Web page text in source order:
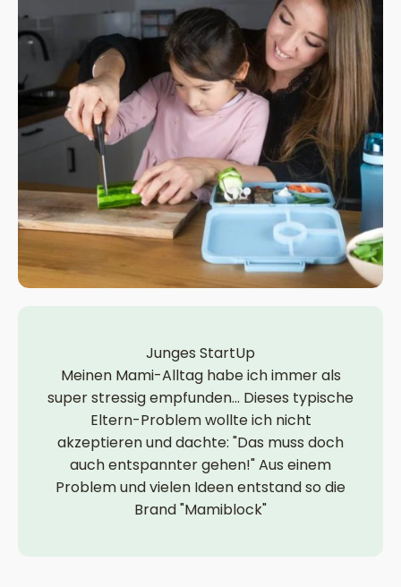
Junges StartUp
Meinen Mami-Alltag habe ich immer als
super stressig empfunden... Dieses typische
Eltern-Problem wollte ich nicht
akzeptieren und dachte: "Das muss doch
auch entspannter gehen!" Aus einem
Problem und vielen Ideen entstand so die
Brand "Mamiblock"